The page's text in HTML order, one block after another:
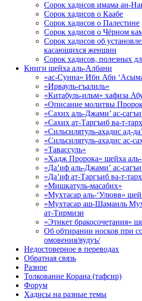
Сорок хадисов имама ан-
Сорок хадисов о Каабе
Сорок хадисов о Палестине
Сорок хадисов о Чёрном
Сорок хадисов об
касающихся женщин
Сорок хадисов, полезных
Книги шейха аль-Албани
«ас-Сунна» Ибн Аби
«Ирвауль-гъалиль»
«Китабуль-ильм» хафиза
«Описание молитвы
«Сахих аль-Джами’ ас-
«Сахих ат-Таргъиб ва-т-
«Сильсилятуль-ахадис ад-
«Сильсилятуль-ахадис ас-
«Тавассуль»
«Хадж Пророка» шейха
«Да’иф аль-Джами’ ас-
«Да’иф ат-Таргъиб ва-т-
«Мишкатуль-масабих»
«Мухтасар аль-‘Улювв»
«Мухтасар аш-Шамаиль
ат-Тирмизи
«Этикет бракосочетания»
Об обтирании носков при
омовения/вудуъ/
Недостоверное в переводах
Обратная связь
Разное
Толкование Корана (тафсир)
Форум
Хадисы на разные темы